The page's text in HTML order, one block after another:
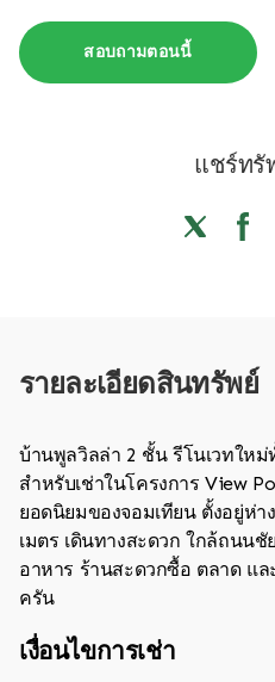
สอบถามตอนนี้
แชร์ทรั
รายละเอียดสินทรัพย์
บ้านพูลวิลล่า 2 ชั้น รีโนเวทใหม่
สำหรับเช่าในโครงการ View
ยอดนิยมของจอมเทียน ตั้งอยู่ห่า
เมตร เดินทางสะดวก ใกล้ถนน
อาหาร ร้านสะดวกซื้อ ตลาด แ
ครัน
เงื่อนไขการเช่า